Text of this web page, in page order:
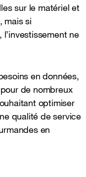
sur le matériel et
mais si
ne
en données,
de nombreux
optimiser
qualité de service
en